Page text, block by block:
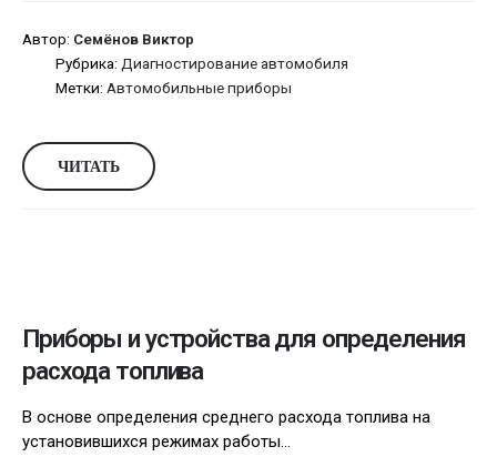
Автор: Семёнов Виктор
Рубрика: Диагностирование автомобиля
Метки: Автомобильные приборы
ЧИТАТЬ
Приборы и устройства для определения
расхода топлива
В основе определения среднего расхода топлива на
установившихся режимах работы...